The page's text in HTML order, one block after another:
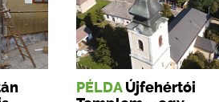
PÉLDA Újfehértói